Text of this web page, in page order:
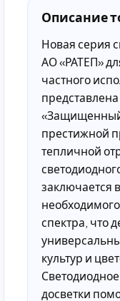
Описание
Новая серия
АО «РАТЕП»
частного
«Защищенный
престижной
тепличной
заключается
спектра, что
культур и
досветки